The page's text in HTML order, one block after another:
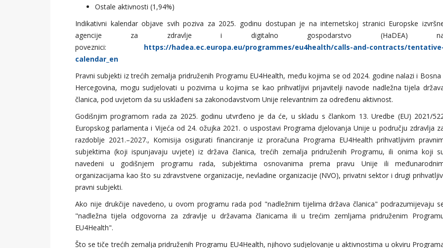
Ostale aktivnosti (1,94%)
Indikativni kalendar objave svih poziva za 2025. godinu dostupan je na internetskoj stranici Europske
agencije za zdravlje i digitalno gospodarstvo (HaDEA)
poveznici: https://hadea.ec.europa.eu/programmes/eu4health/calls-and-contracts/
calendar_en
Pravni subjekti iz trećih zemalja pridruženih Programu EU4Health, među kojima se od 2024. godine nalazi i Bosna
Hercegovina, mogu sudjelovati u pozivima u kojima se kao prihvatljivi prijavitelji navode nadležna tijela
članica, pod uvjetom da su usklađeni sa zakonodavstvom Unije relevantnim za određenu aktivnost.
Godišnjim programom rada za 2025. godinu utvrđeno je da će, u skladu s člankom 13. Uredbe (EU) 2021/
Europskog parlamenta i Vijeća od 24. ožujka 2021. o uspostavi Programa djelovanja Unije u području zdravlja
razdoblje 2021.–2027., Komisija osigurati financiranje iz proračuna Programa EU4Health prihvatljivim
subjektima (koji ispunjavaju uvjete) iz država članica, trećih zemalja pridruženih Programu, ili onima koji
navedeni u godišnjem programu rada, subjektima osnovanima prema pravu Unije ili
organizacijama kao što su zdravstvene organizacije, nevladine organizacije (NVO), privatni sektor i drugi
pravni subjekti.
Ako nije drukčije navedeno, u ovom programu rada pod "nadležnim tijelima država članica" podrazumijevaju
"nadležna tijela odgovorna za zdravlje u državama članicama ili u trećim zemljama pridruženim
EU4Health".
Što se tiče trećih zemalja pridruženih Programu EU4Health, njihovo sudjelovanje u aktivnostima u okviru